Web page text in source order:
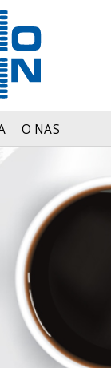
O NAS